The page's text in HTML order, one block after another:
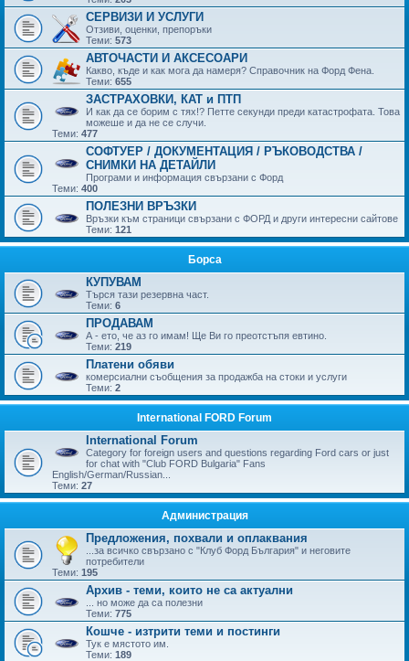
СЕРВИЗИ И УСЛУГИ
Отзиви, оценки, препоръки
Теми: 573
АВТОЧАСТИ И АКСЕСОАРИ
Какво, къде и как мога да намеря? Справочник на Форд Фена.
Теми: 655
ЗАСТРАХОВКИ, КАТ и ПТП
И как да се борим с тях!? Петте секунди преди катастрофата. Това
можеше и да не се случи.
Теми: 477
СОФТУЕР / ДОКУМЕНТАЦИЯ / РЪКОВОДСТВА /
СНИМКИ НА ДЕТАЙЛИ
Програми и информация свързани с Форд
Теми: 400
ПОЛЕЗНИ ВРЪЗКИ
Връзки към страници свързани с ФОРД и други интересни сайтове
Теми: 121
Борса
КУПУВАМ
Търся тази резервна част.
Теми: 6
ПРОДАВАМ
А - ето, че аз го имам! Ще Ви го преотстъпя евтино.
Теми: 219
Платени обяви
комерсиални съобщения за продажба на стоки и услуги
Теми: 2
International FORD Forum
International Forum
Category for foreign users and questions regarding Ford cars or just
for chat with "Club FORD Bulgaria" Fans
English/German/Russian...
Теми: 27
Администрация
Предложения, похвали и оплаквания
...за всичко свързано с "Клуб Форд България" и неговите
потребители
Теми: 195
Архив - теми, които не са актуални
... но може да са полезни
Теми: 775
Кошче - изтрити теми и постинги
Тук е мястото им.
Теми: 189